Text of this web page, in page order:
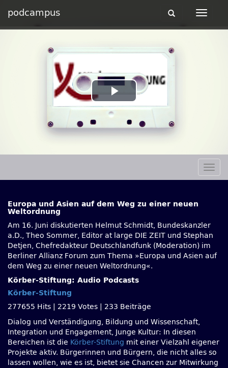
podcampus
Toggle
Toggle
Play
Video
Europa und Asien auf dem Weg zu einer neuen
Weltordnung
Am 16. Juni diskutierten Helmut Schmidt, Bundeskanzler
a.D., Theo Sommer, Editor at large DIE ZEIT und Stephan
Detjen, Chefredakteur Deutschlandfunk (Moderation) im
Berliner Allianz Forum zum Thema »Europa und Asien auf
dem Weg zu einer neuen Weltordnung«.
Körber-Stiftung: Audio Podcasts
Körber-Stiftung
277655 Hits
2219 Votes
233 Beiträge
Dialog und Verständigung, Bildung und Wissenschaft,
Integration und Engagement, Junge Kultur: In diesen
Bereichen ist die Körber-Stiftung mit einer Vielzahl eigener
Projekte aktiv. Bürgerinnen und Bürgern, die nicht alles so
lassen wollen, wie es ist, bietet sie Chancen zur Mitwirkung